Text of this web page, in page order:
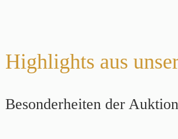
Highlights aus
Besonderheiten der